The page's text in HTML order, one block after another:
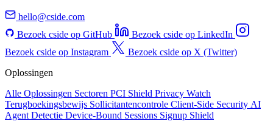
hello@cside.com
Bezoek cside op GitHub
Bezoek cside op LinkedIn
Bezoek cside op Instagram
Bezoek cside op X (Twitter)
Oplossingen
Alle Oplossingen Sectoren PCI Shield Privacy Watch
Terugboekingsbewijs Sollicitantencontrole Client-Side Security AI
Agent Detectie Device-Bound Sessions Signup Shield